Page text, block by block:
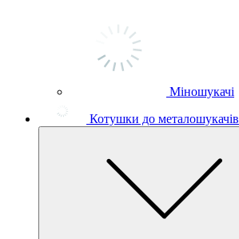
Міношукачі
Котушки до металошукачів